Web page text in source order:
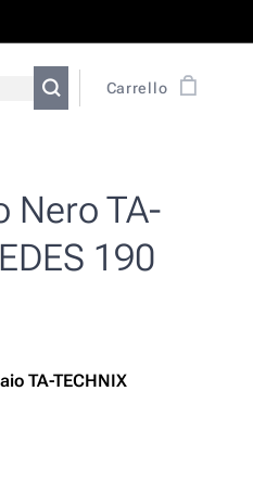
Carrello
Nero TA-
190
TA-TECHNIX